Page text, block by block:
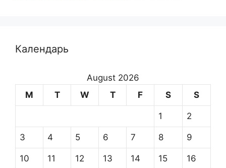
Календарь
August 2026
M
T W T F S S
1 2
3 4 5 6 7 8 9
10 11 12 13 14 15 16